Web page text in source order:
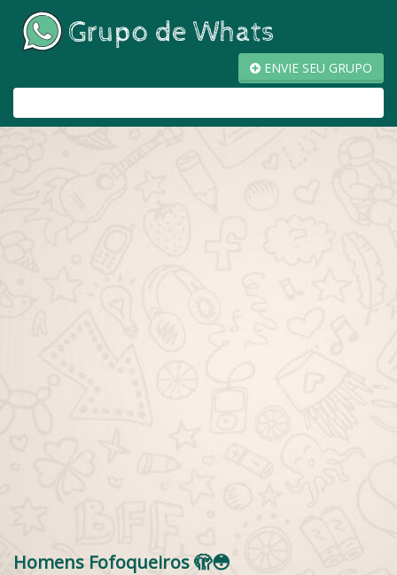
ENVIE SEU GRUPO
Homens Fofoqueiros 🫣😳